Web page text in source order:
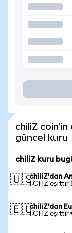
chiliZ
güncel kuru
chiliZ kuru
🇺🇸chiliZ'dan
1 CHZ eşittir
🇪🇺chiliZ'dan
1 CHZ eşittir